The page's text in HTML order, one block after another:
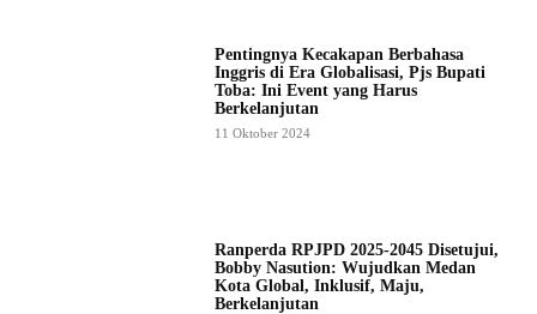
Pentingnya Kecakapan Berbahasa
Inggris di Era Globalisasi, Pjs Bupati
Toba: Ini Event yang Harus
Berkelanjutan
11 Oktober 2024
Ranperda RPJPD 2025-2045 Disetujui,
Bobby Nasution: Wujudkan Medan
Kota Global, Inklusif, Maju,
Berkelanjutan